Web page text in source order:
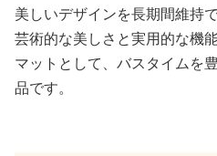
美しいデザインを長期間維持で
芸術的な美しさと実用的な機
マットとして、バスタイムを
品です。